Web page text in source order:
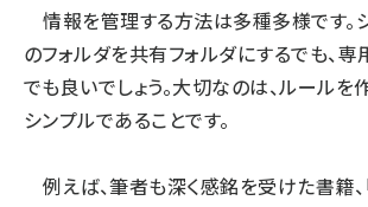
情報を管理する方法は多種多様です。
のフォルダを共有フォルダにするでも、
でも良いでしょう。大切なのは、ルールを
シンプルであることです。
例えば、筆者も深く感銘を受けた書籍、